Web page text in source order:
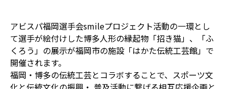
アビスパ福岡選手会smileプロジェクト活動の一環とし
て選手が絵付けした博多人形の縁起物「招き猫」、「ふ
くろう」の展示が福岡市の施設「はかた伝統工芸館」で
開催されます。
福岡・博多の伝統工芸とコラボすることで、スポーツ文